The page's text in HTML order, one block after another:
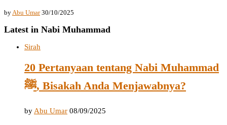
byAbu Umar 30/10/2025
Latest in Nabi Muhammad
Sirah
20 Pertanyaan tentang Nabi Muhammad
ﷺ, Bisakah Anda Menjawabnya?
byAbu Umar 08/09/2025